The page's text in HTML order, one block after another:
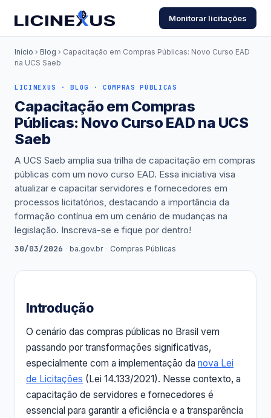
Monitorar licitações
Início › Blog › Capacitação em Compras Públicas: Novo Curso EAD
na UCS Saeb
LICINEXUS · BLOG · COMPRAS PÚBLICAS
Capacitação em Compras
Públicas: Novo Curso EAD na UCS
Saeb
A UCS Saeb amplia sua trilha de capacitação em compras
públicas com um novo curso EAD. Essa iniciativa visa
atualizar e capacitar servidores e fornecedores em
processos licitatórios, destacando a importância da
formação contínua em um cenário de mudanças na
legislação. Inscreva-se e fique por dentro!
30/03/2026 · ba.gov.br · Compras Públicas
Introdução
O cenário das compras públicas no Brasil vem
passando por transformações significativas,
especialmente com a implementação da nova Lei
de Licitações (Lei 14.133/2021). Nesse contexto, a
capacitação de servidores e fornecedores é
essencial para garantir a eficiência e a transparência